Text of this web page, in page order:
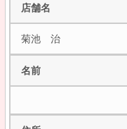
店舗名
菊池 治
名前